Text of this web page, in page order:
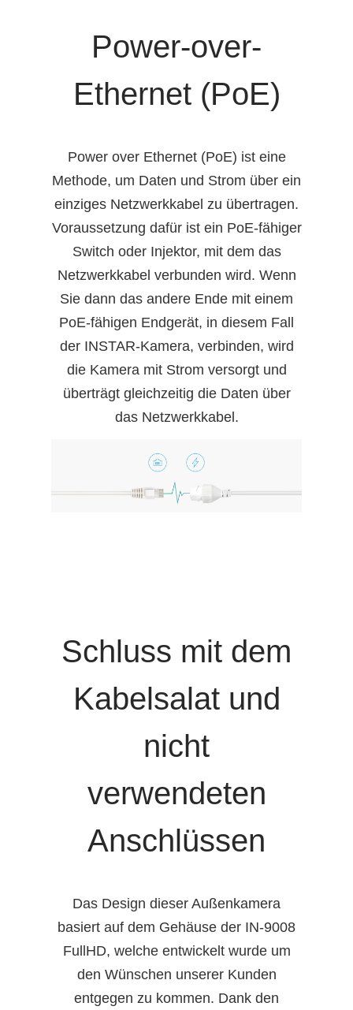
Power-over-
Ethernet (PoE)
Power over Ethernet (PoE) ist eine
Methode, um Daten und Strom über ein
einziges Netzwerkkabel zu übertragen.
Voraussetzung dafür ist ein PoE-fähiger
Switch oder Injektor, mit dem das
Netzwerkkabel verbunden wird. Wenn
Sie dann das andere Ende mit einem
PoE-fähigen Endgerät, in diesem Fall
der INSTAR-Kamera, verbinden, wird
die Kamera mit Strom versorgt und
überträgt gleichzeitig die Daten über
das Netzwerkkabel.
Schluss mit dem
Kabelsalat und
nicht
verwendeten
Anschlüssen
Das Design dieser Außenkamera
basiert auf dem Gehäuse der IN-9008
FullHD, welche entwickelt wurde um
den Wünschen unserer Kunden
entgegen zu kommen. Dank den